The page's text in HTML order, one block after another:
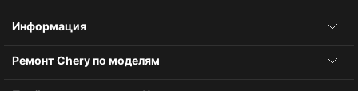
Информация
Ремонт Chery по моделям